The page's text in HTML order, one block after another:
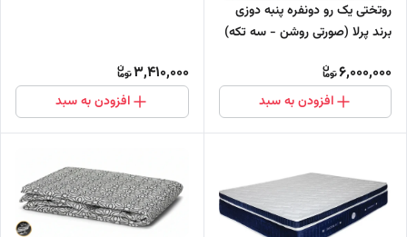
روتختی یک رو دونفره پنبه دوزی
برند پرلا (صورتی روشن - سه تکه)
6,000,000
افزودن به سبد
3,410,000
افزودن به سبد